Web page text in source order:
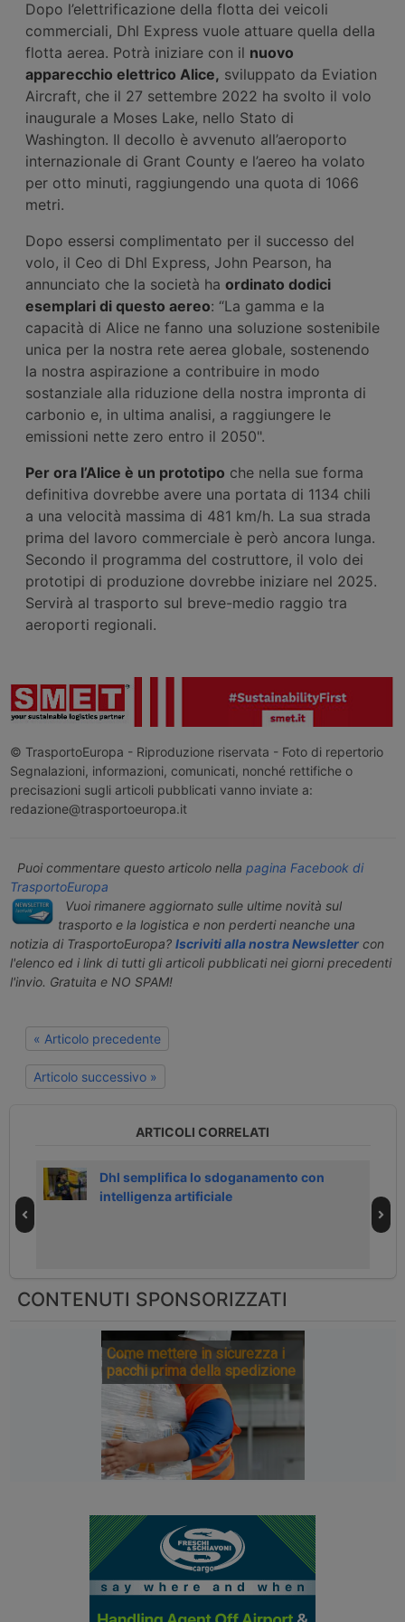
Dopo l’elettrificazione della flotta dei veicoli
commerciali, Dhl Express vuole attuare quella della
flotta aerea. Potrà iniziare con il nuovo
apparecchio elettrico Alice, sviluppato da Eviation
Aircraft, che il 27 settembre 2022 ha svolto il volo
inaugurale a Moses Lake, nello Stato di
Washington. Il decollo è avvenuto all’aeroporto
internazionale di Grant County e l’aereo ha volato
per otto minuti, raggiungendo una quota di 1066
metri.
Dopo essersi complimentato per il successo del
volo, il Ceo di Dhl Express, John Pearson, ha
annunciato che la società ha ordinato dodici
esemplari di questo aereo: “La gamma e la
capacità di Alice ne fanno una soluzione sostenibile
unica per la nostra rete aerea globale, sostenendo
la nostra aspirazione a contribuire in modo
sostanziale alla riduzione della nostra impronta di
carbonio e, in ultima analisi, a raggiungere le
emissioni nette zero entro il 2050".
Per ora l’Alice è un prototipo che nella sue forma
definitiva dovrebbe avere una portata di 1134 chili
a una velocità massima di 481 km/h. La sua strada
prima del lavoro commerciale è però ancora lunga.
Secondo il programma del costruttore, il volo dei
prototipi di produzione dovrebbe iniziare nel 2025.
Servirà al trasporto sul breve-medio raggio tra
aeroporti regionali.
© TrasportoEuropa - Riproduzione riservata - Foto di repertorio
Segnalazioni, informazioni, comunicati, nonché rettifiche o
precisazioni sugli articoli pubblicati vanno inviate a:
redazione@trasportoeuropa.it
Puoi commentare questo articolo nella pagina Facebook di
TrasportoEuropa
Vuoi rimanere aggiornato sulle ultime novità sul
trasporto e la logistica e non perderti neanche una
notizia di TrasportoEuropa? Iscriviti alla nostra Newslettercon
l'elenco ed i link di tutti gli articoli pubblicati nei giorni precedenti
l'invio. Gratuita e NO SPAM!
« Articolo precedente
Articolo successivo »
ARTICOLI CORRELATI
Dhl semplifica lo sdoganamento con
intelligenza artificiale
CONTENUTI SPONSORIZZATI
Come mettere in sicurezza i
pacchi prima della spedizione